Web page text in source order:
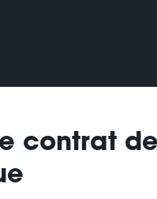
contrat de